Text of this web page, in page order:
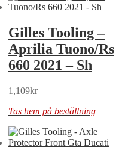
Gilles Tooling –
Aprilia Tuono/Rs
660 2021 – Sh
1,109kr
Tas hem på beställning